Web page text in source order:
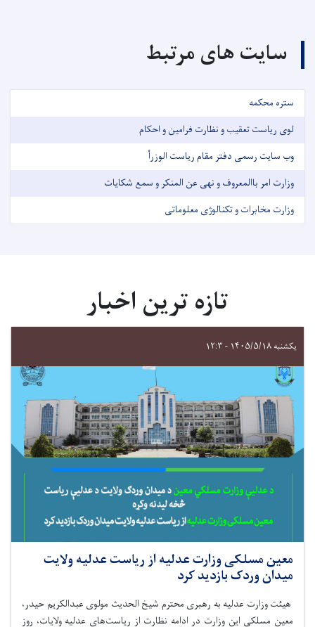
سایت های مرتبط
ستره محکمه
لوی ریاست تعقیب و نظارت فرامین و احکام
وب سایت رسمی دفتر مقام ریاست الوزرأ
وزارت امر باالمعروف و نهی عن المنکر و سمع شکایات
وزارت مخابرات و تکنالوژی معلوماتی
تازه ترین اخبار
یکشنبه ۱۴۰۵/۵/۱۸ - ۱۲:۳
معین مسلکی وزارت عدلیه از ریاست عدلیه ولایت
میدان وردک بازدید کرد
هیئت وزارت عدلیه به رهبری محترم شیخ الحدیث مولوی عبدالکریم حیدر،
معین مسلکی این وزارت در ادامه نظارت از ریاست‌های عدلیه ولایات، روز